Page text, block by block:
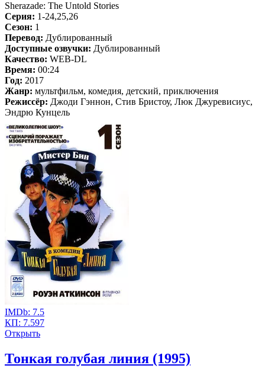
Sherazade: The Untold Stories
Серия: 1-24,25,26
Сезон: 1
Перевод: Дублированный
Доступные озвучки: Дублированный
Качество: WEB-DL
Время: 00:24
Год: 2017
Жанр: мультфильм, комедия, детский, приключения
Режиссёр: Джоди Гэннон, Стив Бристоу, Люк Джуревисиус,
Эндрю Кунцель
IMDb: 7.5
КП: 7.597
Открыть
Тонкая голубая линия (1995)